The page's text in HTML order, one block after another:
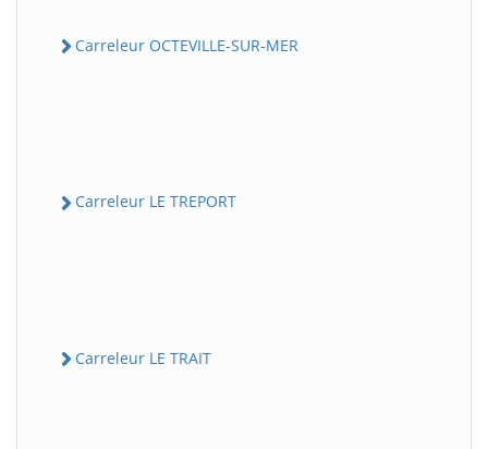
Carreleur OCTEVILLE-SUR-MER
Carreleur LE TREPORT
Carreleur LE TRAIT